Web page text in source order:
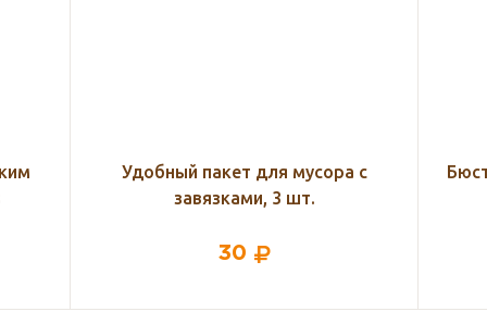
с
Бюстгальтер для кормления 5435
ФЭСТ, бронзовый
1 815